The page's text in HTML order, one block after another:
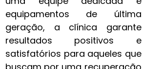
equipamentos de última
geração, a clínica garante
resultados positivos e
satisfatórios para aqueles que